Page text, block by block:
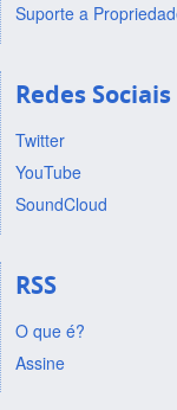
Suporte a
Redes Sociais
Twitter
YouTube
SoundCloud
RSS
O que é?
Assine